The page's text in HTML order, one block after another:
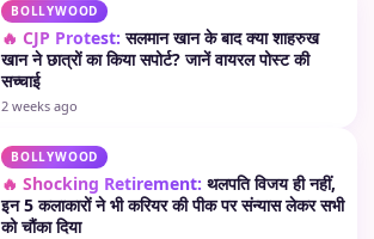
BOLLYWOOD
🔥 CJP Protest: सलमान खान के बाद क्या शाहरुख
खान ने छात्रों का किया सपोर्ट? जानें वायरल पोस्ट की
सच्चाई
2 weeks ago
BOLLYWOOD
🔥 Shocking Retirement: थलपति विजय ही नहीं,
इन 5 कलाकारों ने भी करियर की पीक पर संन्यास लेकर सभी
को चौंका दिया